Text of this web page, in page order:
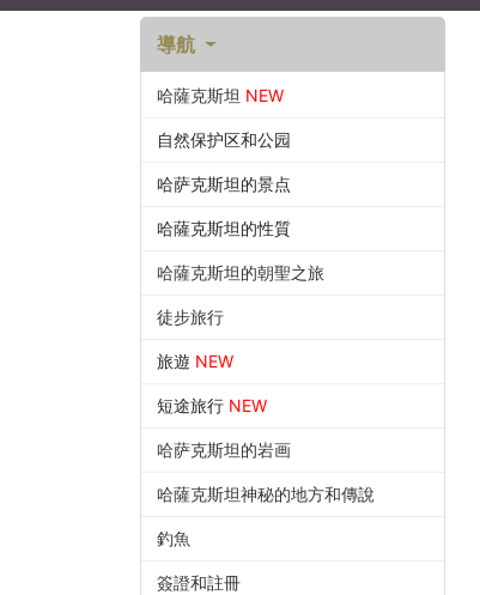
導航
哈薩克斯坦 NEW
自然保护区和公园
哈萨克斯坦的景点
哈薩克斯坦的性質
哈薩克斯坦的朝聖之旅
徒步旅行
旅遊 NEW
短途旅行 NEW
哈萨克斯坦的岩画
哈薩克斯坦神秘的地方和傳說
釣魚
簽證和註冊